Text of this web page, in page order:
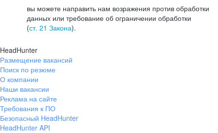
вы можете направить нам возражения против обработки
данных или требование об ограничении обработки
(ст. 21 Закона).
HeadHunter
Размещение вакансий
Поиск по резюме
О компании
Наши вакансии
Реклама на сайте
Требования к ПО
Безопасный HeadHunter
HeadHunter API